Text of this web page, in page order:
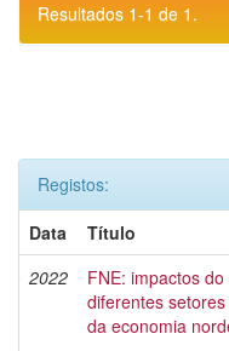
Resultados 1-1 de 1.
Registos:
Data
Título
2022
FNE: impactos
diferentes
da economia